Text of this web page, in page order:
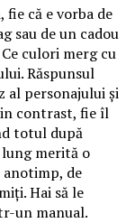
că e vorba de
sau de un cadou
culori merg cu
Răspunsul
al personajului și
contrast, fie îl
totul după
merită o
anotimp, de
Hai să le
un manual.